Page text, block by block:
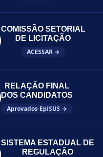
COMISSÃO SETORIAL
DE LICITAÇÃO
ACESSAR →
RELAÇÃO FINAL
DOS CANDIDATOS
Aprovados-EpiSUS →
SISTEMA ESTADUAL DE
REGULAÇÃO